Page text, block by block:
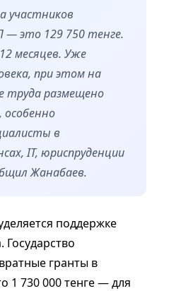
участников
— это 129 750 тенге.
месяцев. Уже
при этом на
труда размещено
особенно
в
IT, юриспруденции
Жанабаев.
поддержке
гранты в
1 730 000 тенге — для